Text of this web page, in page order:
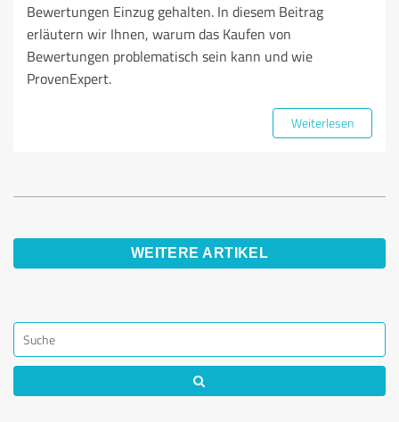
Bewertungen Einzug gehalten. In diesem Beitrag
erläutern wir Ihnen, warum das Kaufen von
Bewertungen problematisch sein kann und wie
ProvenExpert.
Weiterlesen
WEITERE ARTIKEL